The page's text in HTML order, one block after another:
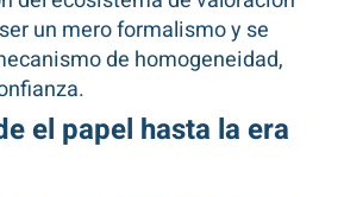
un mero formalismo y se
de homogeneidad,
el papel hasta la era